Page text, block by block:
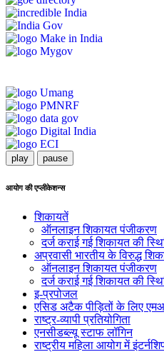
play pause
आयोग की एप्लीकेशन्स
शिकायतें
ऑनलाइन शिकायत पंजीकरण
दर्ज कराई गई शिकायत की
अप्रवासी भारतीय के विरुद्ध
ऑनलाइन शिकायत पंजीकरण
दर्ज कराई गई शिकायत की
इ-प्रपोजल
एसिड अटैक पीड़ितों के लिए
राष्ट्र-व्यापी प्रतियोगिता
एनसीडब्ल्यू स्टाफ लॉगिन
राष्ट्रीय महिला आयोग में